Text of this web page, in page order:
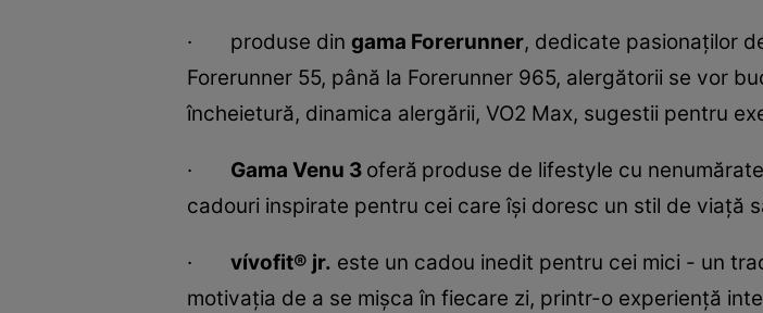
· produse din gama Forerunner, dedicate pasionaților
Forerunner 55, până la Forerunner 965, alergătorii se vor
încheietură, dinamica alergării, VO2 Max, sugestii pentru
· Gama Venu 3 oferă produse de lifestyle cu
cadouri inspirate pentru cei care își doresc un stil de viață
· vívofit® jr. este un cadou inedit pentru cei mici - un
motivația de a se mișca în fiecare zi, printr-o experienţă